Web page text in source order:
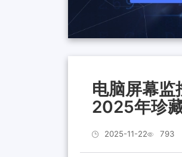
电脑屏幕监
2025年珍
2025-11-22 793